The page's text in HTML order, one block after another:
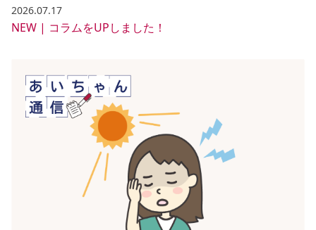
2026.07.17
NEW | コラムをUPしました！